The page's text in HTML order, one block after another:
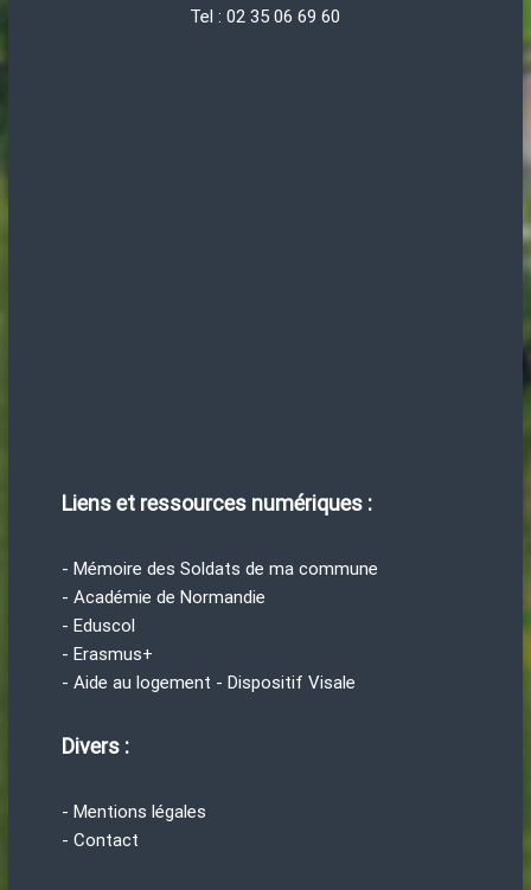
Tel : 02 35 06 69 60
Liens et ressources numériques :
- Mémoire des Soldats de ma commune
- Académie de Normandie
- Eduscol
- Erasmus+
- Aide au logement - Dispositif Visale
Divers :
- Mentions légales
- Contact